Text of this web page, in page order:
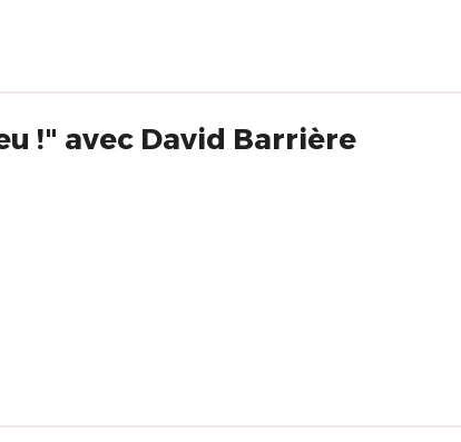
!" avec David Barrière